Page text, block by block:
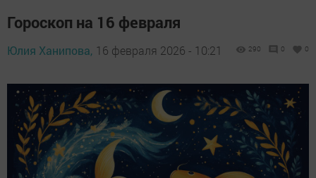
Гороскоп на 16 февраля
Юлия Ханипова, 16 февраля 2026 - 10:21 290 0 0